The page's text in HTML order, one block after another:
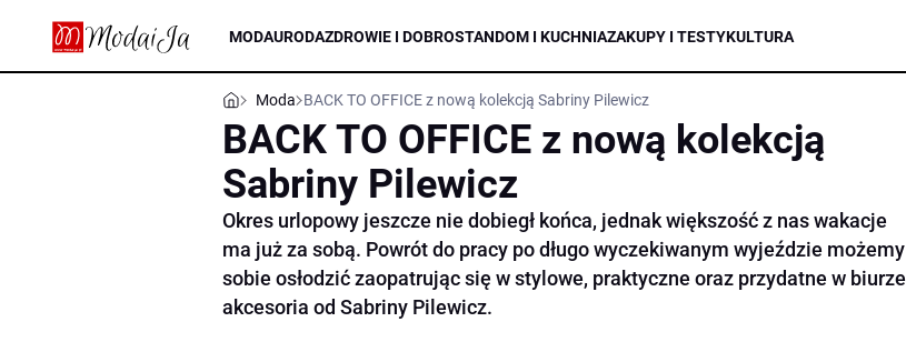
MODAURODAZDROWIE I DOBROSTANDOM I KUCHNIAZAKUPY I TESTYKULTURA
Moda BACK TO OFFICE z nową kolekcją Sabriny Pilewicz
BACK TO OFFICE z nową kolekcją
Sabriny Pilewicz
Okres urlopowy jeszcze nie dobiegł końca, jednak większość z nas wakacje
ma już za sobą. Powrót do pracy po długo wyczekiwanym wyjeździe możemy
sobie osłodzić zaopatrując się w stylowe, praktyczne oraz przydatne w biurze
akcesoria od Sabriny Pilewicz.